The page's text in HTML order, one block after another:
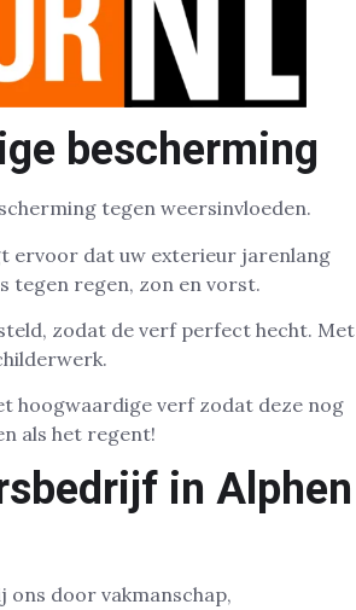
bescherming
tegen weersinvloeden.
ervoor dat uw exterieur jarenlang
tegen regen, zon en vorst.
zodat de verf perfect hecht. Met
hoogwaardige verf zodat deze nog
als het regent!
in Alphen
ons door vakmanschap,